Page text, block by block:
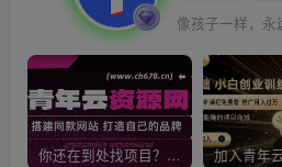
像孩子一样，永
你还在到处找项目？还在当韭菜？我靠卖项目一个月收入5万+，曾经我也是个失败者。